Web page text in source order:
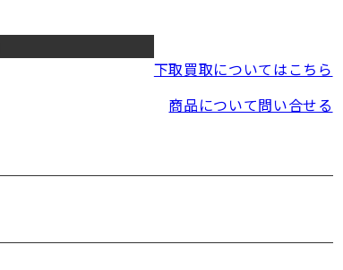
下取買取についてはこちら
商品について問い合せる